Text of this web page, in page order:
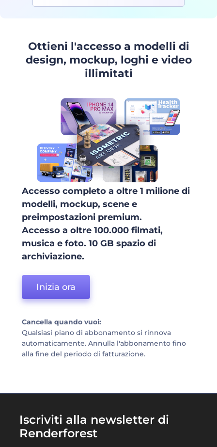
Ottieni l'accesso a modelli di
design, mockup, loghi e video
illimitati
Accesso completo a oltre 1 milione di
modelli, mockup, scene e
preimpostazioni premium.
Accesso a oltre 100.000 filmati,
musica e foto. 10 GB spazio di
archiviazione.
Inizia ora
Cancella quando vuoi:
Qualsiasi piano di abbonamento si rinnova
automaticamente. Annulla l'abbonamento fino
alla fine del periodo di fatturazione.
Iscriviti alla newsletter di
Renderforest